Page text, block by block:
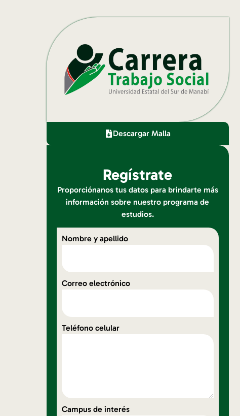
Descargar Malla
Regístrate
Proporciónanos tus datos para brindarte más
información sobre nuestro programa de
estudios.
Nombre y apellido
Correo electrónico
Teléfono celular
Campus de interés